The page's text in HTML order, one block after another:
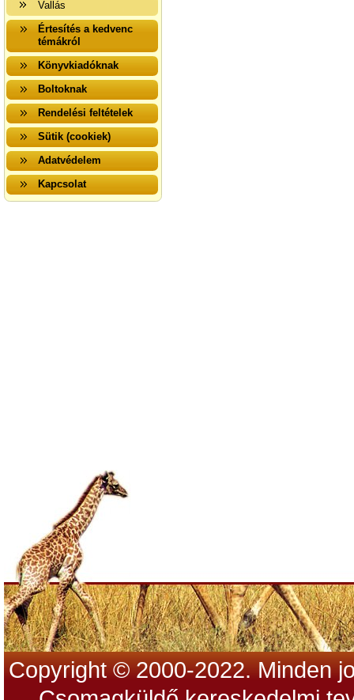
Vallás
Értesítés a kedvenc
témákról
Könyvkiadóknak
Boltoknak
Rendelési feltételek
Sütik (cookiek)
Adatvédelem
Kapcsolat
Copyright © 2000-2022. Minden